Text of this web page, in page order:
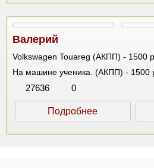
Валерий
Volkswagen Touareg (АКПП) - 1500
На машине ученика. (АКПП) - 1500
27636 0
Подробнее